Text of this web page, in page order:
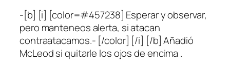
-[b] [i] [color=#457238] Esperar y observar,
pero manteneos alerta, si atacan
contraatacamos.- [/color] [/i] [/b] Añadió
McLeod si quitarle los ojos de encima .